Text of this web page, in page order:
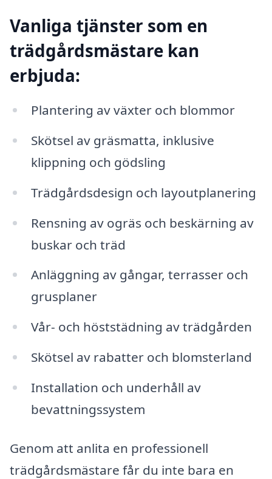
Vanliga tjänster som en
trädgårdsmästare kan
erbjuda:
Plantering av växter och blommor
Skötsel av gräsmatta, inklusive
klippning och gödsling
Trädgårdsdesign och layoutplanering
Rensning av ogräs och beskärning av
buskar och träd
Anläggning av gångar, terrasser och
grusplaner
Vår- och höststädning av trädgården
Skötsel av rabatter och blomsterland
Installation och underhåll av
bevattningssystem
Genom att anlita en professionell
trädgårdsmästare får du inte bara en